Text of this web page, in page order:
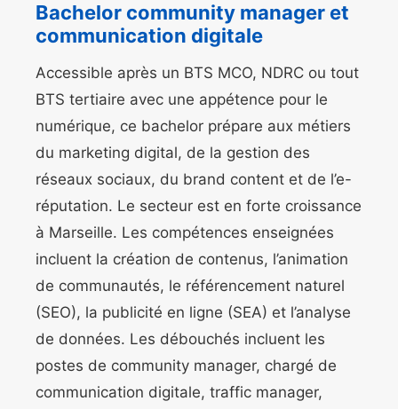
Bachelor community manager et
communication digitale
Accessible après un BTS MCO, NDRC ou tout
BTS tertiaire avec une appétence pour le
numérique, ce bachelor prépare aux métiers
du marketing digital, de la gestion des
réseaux sociaux, du brand content et de l’e-
réputation. Le secteur est en forte croissance
à Marseille. Les compétences enseignées
incluent la création de contenus, l’animation
de communautés, le référencement naturel
(SEO), la publicité en ligne (SEA) et l’analyse
de données. Les débouchés incluent les
postes de community manager, chargé de
communication digitale, traffic manager,